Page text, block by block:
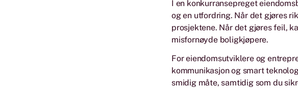
I en konkurransepreget
og en utfordring. Når det gjøres
prosjektene. Når det gjøres feil,
misfornøyde boligkjøpere.
For eiendomsutviklere og
kommunikasjon og smart
smidig måte, samtidig som du